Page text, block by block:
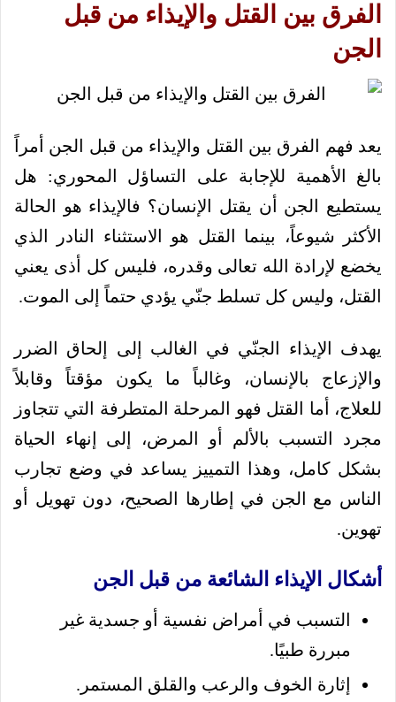
الفرق بين القتل والإيذاء من قبل
الجن
يعد فهم الفرق بين القتل والإيذاء من قبل الجن أمراً
بالغ الأهمية للإجابة على التساؤل المحوري: هل
يستطيع الجن أن يقتل الإنسان؟ فالإيذاء هو الحالة
الأكثر شيوعاً، بينما القتل هو الاستثناء النادر الذي
يخضع لإرادة الله تعالى وقدره، فليس كل أذى يعني
القتل، وليس كل تسلط جنّي يؤدي حتماً إلى الموت.
يهدف الإيذاء الجنّي في الغالب إلى إلحاق الضرر
والإزعاج بالإنسان، وغالباً ما يكون مؤقتاً وقابلاً
للعلاج، أما القتل فهو المرحلة المتطرفة التي تتجاوز
مجرد التسبب بالألم أو المرض، إلى إنهاء الحياة
بشكل كامل، وهذا التمييز يساعد في وضع تجارب
الناس مع الجن في إطارها الصحيح، دون تهويل أو
تهوين.
أشكال الإيذاء الشائعة من قبل الجن
التسبب في أمراض نفسية أو جسدية غير
مبررة طبيًا.
إثارة الخوف والرعب والقلق المستمر.